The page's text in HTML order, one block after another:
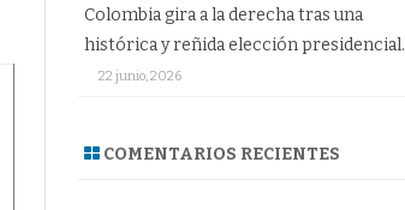
Colombia gira a la derecha tras una
histórica y reñida elección presidencial.
22 junio, 2026
COMENTARIOS RECIENTES